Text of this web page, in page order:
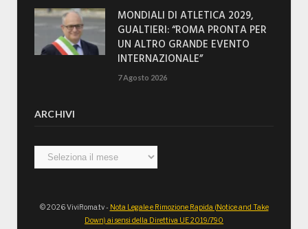
MONDIALI DI ATLETICA 2029,
GUALTIERI: “ROMA PRONTA PER
UN ALTRO GRANDE EVENTO
INTERNAZIONALE”
7 Agosto 2026
ARCHIVI
Archivi
© 2026 ViviRoma.tv - Nota Legale e Rimozione Rapida (Notice and Take
Down) ai sensi della Direttiva UE 2019/790